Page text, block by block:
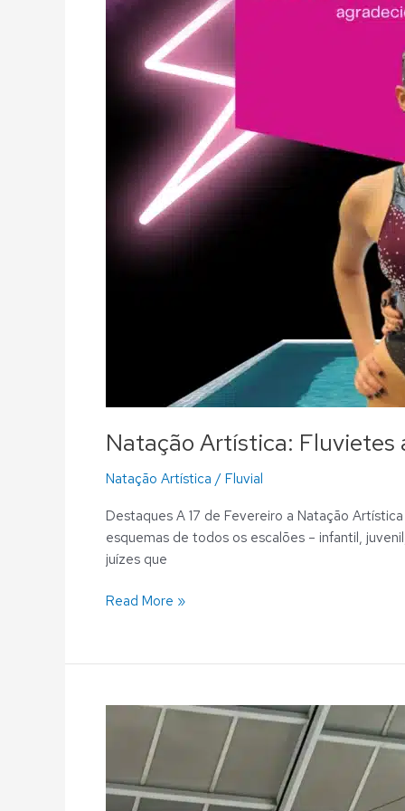
Natação Artística: Fluvietes
Natação Artística / Fluvial
Destaques A 17 de Fevereiro a Natação
esquemas de todos os escalões – infantil,
juízes que
Read More »
Artística:
de
Natal